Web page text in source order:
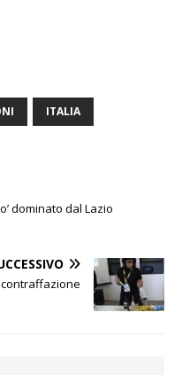
ITALIA
dominato dal Lazio